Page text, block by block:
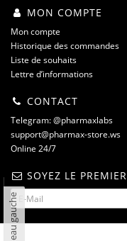
MON COMPTE
Mon compte
Historique des commandes
Liste de souhaits
Lettre d’informations
CONTACT
Telegram: @pharmaxlabs
support@pharmax-store.ws
Online 24/7
SOYEZ LE